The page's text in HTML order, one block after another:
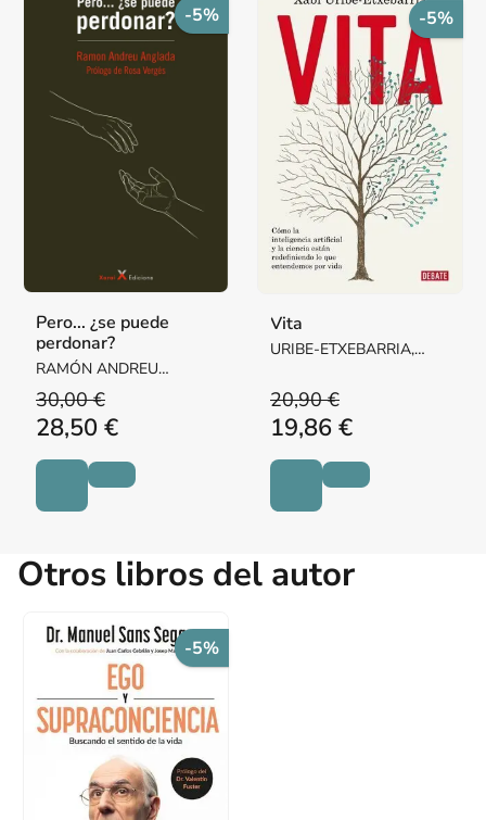
-5%
Pero... ¿se puede
perdonar?
RAMÓN ANDREU
ANGLANA
30,00 €
28,50 €
-5%
Vita
URIBE-ETXEBARRIA,
20,90 €
19,86 €
Otros libros del autor
-5%